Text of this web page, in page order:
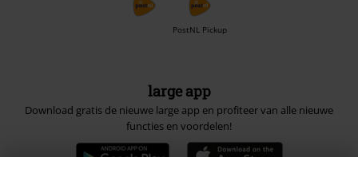
PostNL Pickup
large app
Download gratis de nieuwe large app en profiteer van alle nieuwe
functies en voordelen!